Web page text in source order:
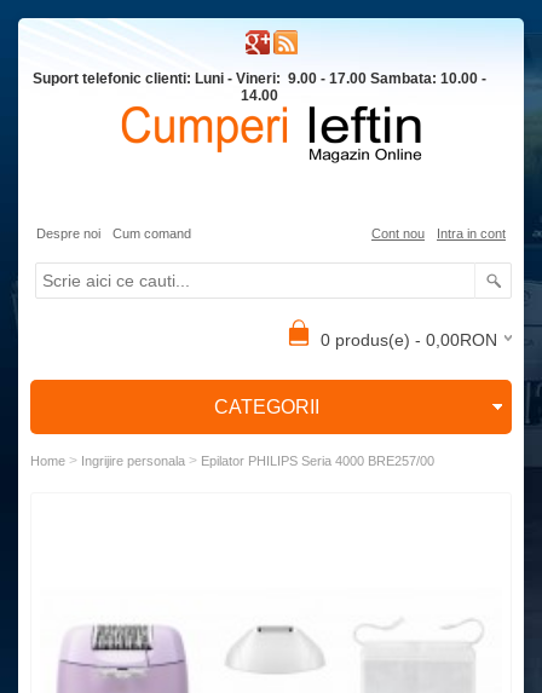
Suport telefonic clienti: Luni - Vineri: 9.00 - 17.00 Sambata: 10.00 -
14.00
Despre noi Cum comand Cont nou Intra in cont
0 produs(e) - 0,00RON
CATEGORII
Home > Ingrijire personala > Epilator PHILIPS Seria 4000 BRE257/00